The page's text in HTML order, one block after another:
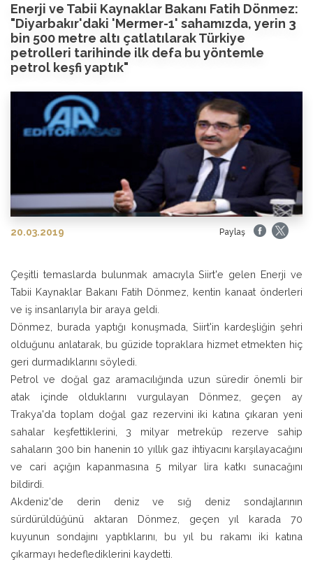
Enerji ve Tabii Kaynaklar Bakanı Fatih Dönmez:
"Diyarbakır'daki 'Mermer-1' sahamızda, yerin 3
bin 500 metre altı çatlatılarak Türkiye
petrolleri tarihinde ilk defa bu yöntemle
petrol keşfi yaptık"
20.03.2019 Paylaş
Çeşitli temaslarda bulunmak amacıyla Siirt'e gelen Enerji ve
Tabii Kaynaklar Bakanı Fatih Dönmez, kentin kanaat önderleri
ve iş insanlarıyla bir araya geldi.
Dönmez, burada yaptığı konuşmada, Siirt'in kardeşliğin şehri
olduğunu anlatarak, bu güzide topraklara hizmet etmekten hiç
geri durmadıklarını söyledi.
Petrol ve doğal gaz aramacılığında uzun süredir önemli bir
atak içinde olduklarını vurgulayan Dönmez, geçen ay
Trakya'da toplam doğal gaz rezervini iki katına çıkaran yeni
sahalar keşfettiklerini, 3 milyar metreküp rezerve sahip
sahaların 300 bin hanenin 10 yıllık gaz ihtiyacını karşılayacağını
ve cari açığın kapanmasına 5 milyar lira katkı sunacağını
bildirdi.
Akdeniz'de derin deniz ve sığ deniz sondajlarının
sürdürüldüğünü aktaran Dönmez, geçen yıl karada 70
kuyunun sondajını yaptıklarını, bu yıl bu rakamı iki katına
çıkarmayı hedeflediklerini kaydetti.